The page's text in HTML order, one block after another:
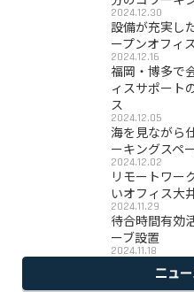
2024.12.30
設備が充実し
ープンオフィ
2024.12.16
福岡・博多で
ィスサポート
ス
2024.12.05
海を見ながら
ーキングスペ
2024.12.02
リモートワー
いオフィス大
2024.11.29
待合時間有効
ーブ設置
2024.11.18
ニュ